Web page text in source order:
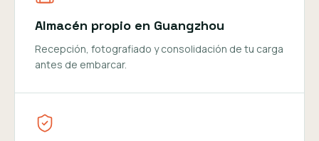
Almacén propio en Guangzhou
Recepción, fotografiado y consolidación de tu carga
antes de embarcar.